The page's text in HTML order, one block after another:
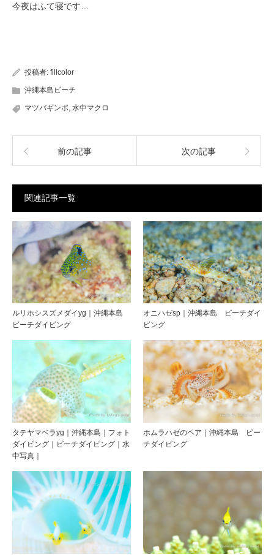
今夜はふて寝です…
投稿者: fillcolor
沖縄本島ビーチ
マツバギンポ 水中マクロ
前の記事 次の記事
関連記事一覧
ルリホシスズメダイyg｜沖縄本島
ビーチダイビング
オニハゼsp｜沖縄本島 ビーチダイ
ビング
タテヤマベラyg｜沖縄本島｜フォト
ダイビング｜ビーチダイビング｜水
中写真｜
ホムラハゼのペア｜沖縄本島 ビー
チダイビング